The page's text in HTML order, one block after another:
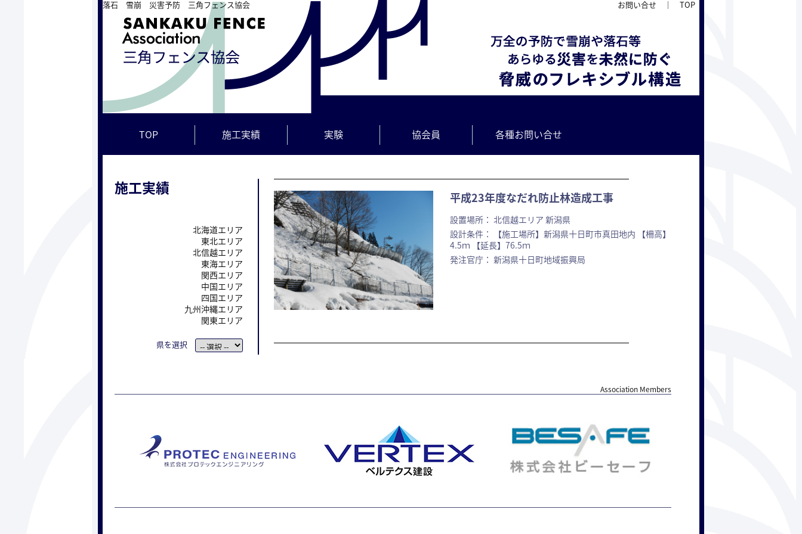
落石 雪崩 災害予防 三角フェンス協会 お問い合せ TOP
TOP 施工実績 実験 協会員 各種お問い合せ
施工実績
北海道エリア
東北エリア
北信越エリア
東海エリア
関西エリア
中国エリア
四国エリア
九州沖縄エリア
関東エリア
県を選択
平成23年度なだれ防止林造成工事
設置場所： 北信越エリア 新潟県
設計条件： 【施工場所】新潟県十日町市真田地内 【柵高】
4.5ｍ 【延長】76.5ｍ
発注官庁： 新潟県十日町地域振興局
Association Members